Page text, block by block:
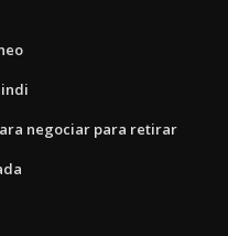
negociar para retirar